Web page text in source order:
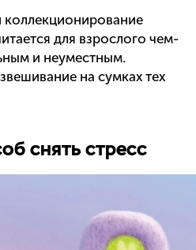
коллекционирование
для взрослого чем-
и неуместным.
на сумках тех
снять стресс